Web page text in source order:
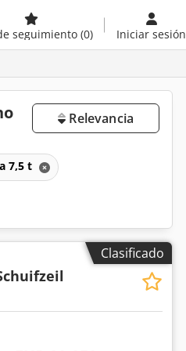
seguimiento (0) Iniciar sesión
Relevancia
7,5 t
Clasificado